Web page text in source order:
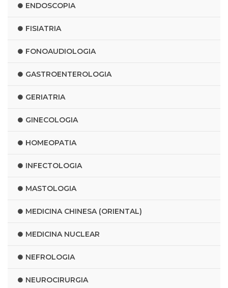
ENDOSCOPIA
FISIATRIA
FONOAUDIOLOGIA
GASTROENTEROLOGIA
GERIATRIA
GINECOLOGIA
HOMEOPATIA
INFECTOLOGIA
MASTOLOGIA
MEDICINA CHINESA (ORIENTAL)
MEDICINA NUCLEAR
NEFROLOGIA
NEUROCIRURGIA